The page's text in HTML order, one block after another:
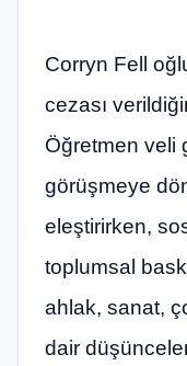
Corryn Fell
cezası
Öğretmen veli
görüşmeye
eleştirirken,
toplumsal
ahlak, sanat,
dair